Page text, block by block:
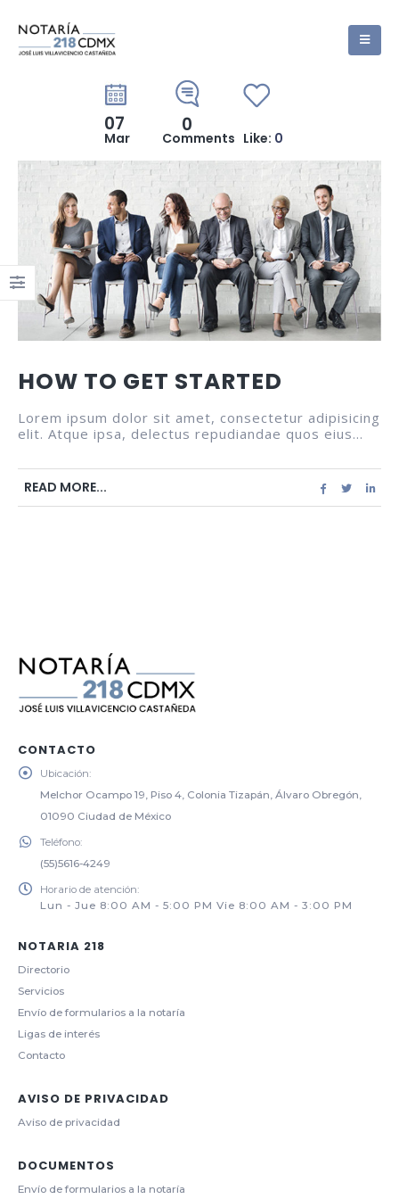
07
Mar
0
Comments Like: 0
HOW TO GET STARTED
Lorem ipsum dolor sit amet, consectetur adipisicing
elit. Atque ipsa, delectus repudiandae quos eius...
READ MORE...
CONTACTO
Ubicación:
Melchor Ocampo 19, Piso 4, Colonia Tizapán, Álvaro Obregón,
01090 Ciudad de México
Teléfono:
(55)5616-4249
Horario de atención:
Lun - Jue 8:00 AM - 5:00 PM Vie 8:00 AM - 3:00 PM
NOTARIA 218
Directorio
Servicios
Envío de formularios a la notaría
Ligas de interés
Contacto
AVISO DE PRIVACIDAD
Aviso de privacidad
DOCUMENTOS
Envío de formularios a la notaría